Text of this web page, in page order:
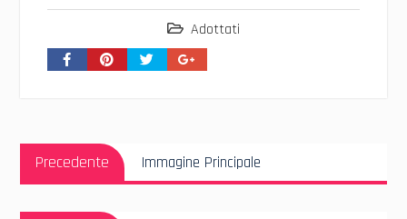
Adottati
Navigazione
articoli
Precedente
Precedente:
Immagine Principale